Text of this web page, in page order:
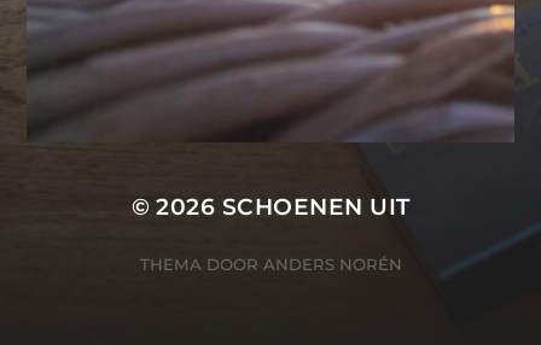
© 2026 SCHOENEN UIT
THEMA DOOR ANDERS NORÉN